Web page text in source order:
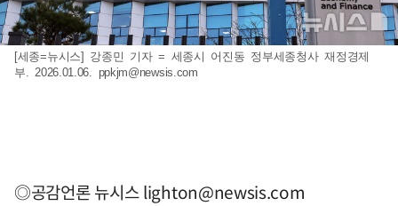
[세종=뉴시스] 강종민 기자 = 세종시 어진동 정부세종청사 재정경제
부. 2026.01.06. ppkjm@newsis.com
◎공감언론 뉴시스lighton@newsis.com